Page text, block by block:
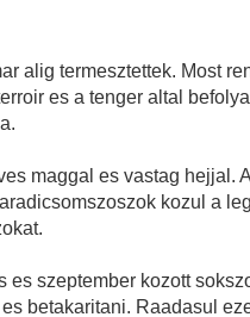
alig termesztettek. Most
es a tenger altal
maggal es vastag
kozul a
szeptember kozott
betakaritani. Raadasul